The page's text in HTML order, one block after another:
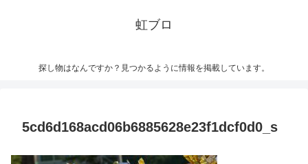
虹ブロ
探し物はなんですか？見つかるように情報を掲載しています。
5cd6d168acd06b6885628e23f1dcf0d0_s